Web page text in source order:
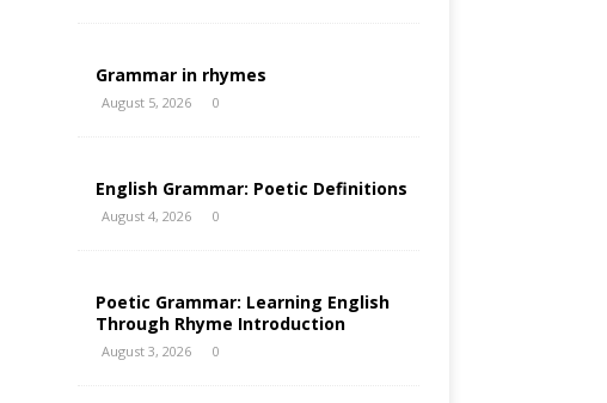
Grammar in rhymes
August 5, 2026 0
English Grammar: Poetic Definitions
August 4, 2026 0
Poetic Grammar: Learning English
Through Rhyme Introduction
August 3, 2026 0